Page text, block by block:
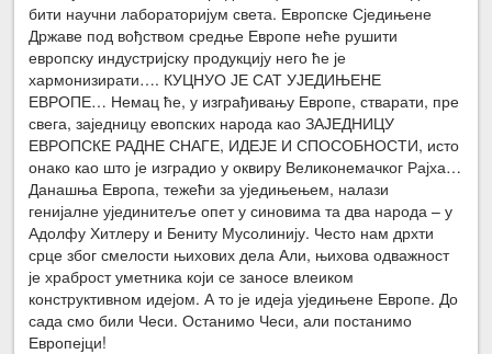
бити научни лабораторијум света. Европске Сједињене
Државе под вођством средње Европе неће рушити
европску индустријску продукцију него ће је
хармонизирати…. КУЦНУО ЈЕ САТ УЈЕДИЊЕНЕ
ЕВРОПЕ… Немац ће, у изграђивању Европе, стварати, пре
свега, заједницу евопских народа као ЗАЈЕДНИЦУ
ЕВРОПСКЕ РАДНЕ СНАГЕ, ИДЕЈЕ И СПОСОБНОСТИ, исто
онако као што је изградио у оквиру Великонемачког Рајха…
Данашња Европа, тежећи за уједињењем, налази
генијалне ујединитеље опет у синовима та два народа – у
Адолфу Хитлеру и Бениту Мусолинију. Често нам дрхти
срце због смелости њихових дела Али, њихова одважност
је храброст уметника који се заносе влеиком
конструктивном идејом. А то је идеја уједињене Европе. До
сада смо били Чеси. Останимо Чеси, али постанимо
Европејци!